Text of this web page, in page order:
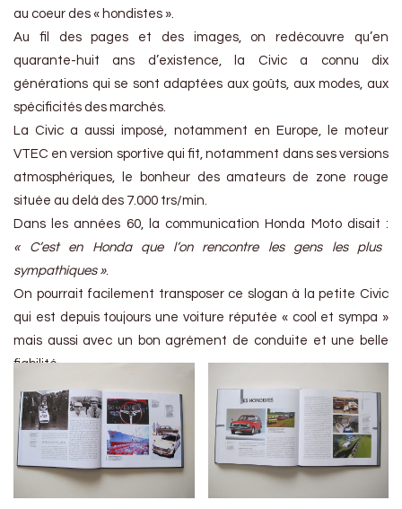
au coeur des « hondistes ».
Au fil des pages et des images, on redécouvre qu’en
quarante-huit ans d’existence, la Civic a connu dix
générations qui se sont adaptées aux goûts, aux modes, aux
spécificités des marchés.
La Civic a aussi imposé, notamment en Europe, le moteur
VTEC en version sportive qui fit, notamment dans ses versions
atmosphériques, le bonheur des amateurs de zone rouge
située au delà des 7.000 trs/min.
Dans les années 60, la communication Honda Moto disait :
« C’est en Honda que l’on rencontre les gens les plus
sympathiques ».
On pourrait facilement transposer ce slogan à la petite Civic
qui est depuis toujours une voiture réputée « cool et sympa »
mais aussi avec un bon agrément de conduite et une belle
fiabilité.